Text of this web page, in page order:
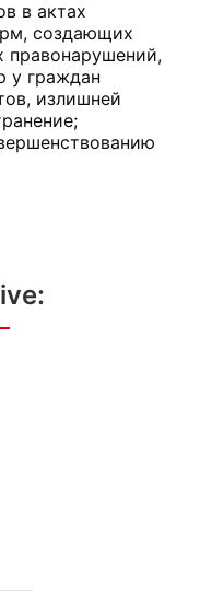
в актах
создающих
правонарушений,
у граждан
излишней